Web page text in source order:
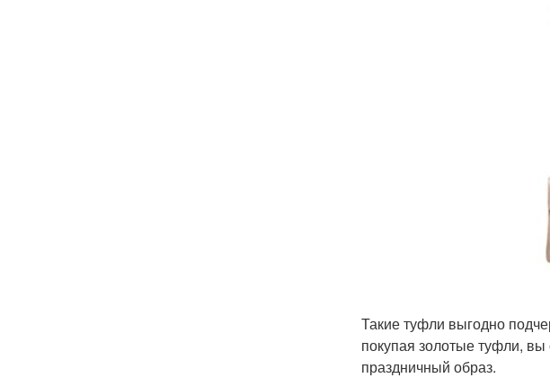
Такие туфли выгодно
покупая золотые туфли, вы
праздничный образ.